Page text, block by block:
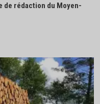
de rédaction du Moyen-